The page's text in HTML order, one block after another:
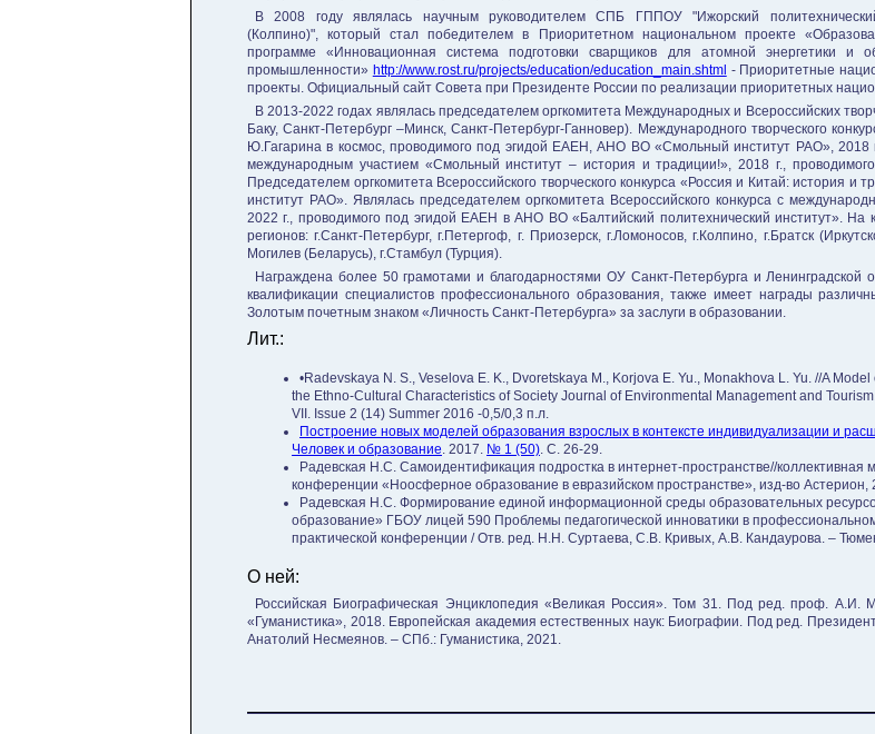
В 2008 году являлась научным руководителем СПБ ГППОУ "Ижорский
(Колпино)", который стал победителем в Приоритетном национальном проекте
программе «Инновационная система подготовки сварщиков для атомной энергетики и
промышленности» http://www.rost.ru/projects/education/education_main.shtml - Приоритетные
проекты. Официальный сайт Совета при Президенте России по реализации приоритетных
В 2013-2022 годах являлась председателем оргкомитета Международных и Всероссийских
Баку, Санкт-Петербург –Минск, Санкт-Петербург-Ганновер). Международного творческого
Ю.Гагарина в космос, проводимого под эгидой ЕАЕН, АНО ВО «Смольный институт РАО», 2018
международным участием «Смольный институт – история и традиции!», 2018 г.,
Председателем оргкомитета Всероссийского творческого конкурса «Россия и Китай:
институт РАО». Являлась председателем оргкомитета Всероссийского конкурса с
2022 г., проводимого под эгидой ЕАЕН в АНО ВО «Балтийский политехнический институт». На
регионов: г.Санкт-Петербург, г.Петергоф, г. Приозерск, г.Ломоносов, г.Колпино, г.Братск
Могилев (Беларусь), г.Стамбул (Турция).
Награждена более 50 грамотами и благодарностями ОУ Санкт-Петербурга и
квалификации специалистов профессионального образования, также имеет награды
Золотым почетным знаком «Личность Санкт-Петербурга» за заслуги в образовании.
Лит.:
•Radevskaya N. S., Veselova E. K., Dvoretskaya M., Korjova E. Yu., Monakhova L. Yu. //A
the Ethno-Cultural Characteristics of Society Journal of Environmental Management and
VII. Issue 2 (14) Summer 2016 -0,5/0,3 п.л.
Построение новых моделей образования взрослых в контексте индивидуализации и
Человек и образование. 2017. № 1 (50). С. 26-29.
Радевская Н.С. Самоидентификация подростка в интернет-пространстве//
конференции «Ноосферное образование в евразийском пространстве», изд-во Астерион,
Радевская Н.С. Формирование единой информационной среды образовательных
образование» ГБОУ лицей 590 Проблемы педагогической инноватики в
практической конференции / Отв. ред. Н.Н. Суртаева, С.В. Кривых, А.В. Кандаурова. –
О ней:
Российская Биографическая Энциклопедия «Великая Россия». Том 31. Под ред. проф.
«Гуманистика», 2018. Европейская академия естественных наук: Биографии. Под ред.
Анатолий Несмеянов. – СПб.: Гуманистика, 2021.